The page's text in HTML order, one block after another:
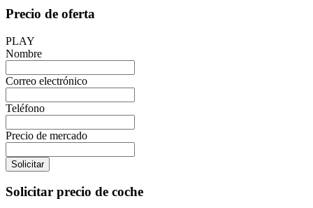
Precio de oferta
PLAY
Nombre
Correo electrónico
Teléfono
Precio de mercado
Solicitar
Solicitar precio de coche